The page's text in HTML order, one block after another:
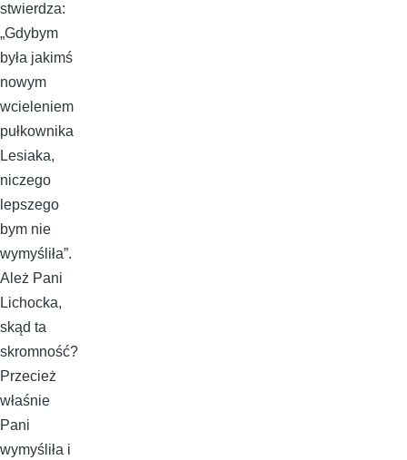
stwierdza:
„Gdybym
była jakimś
nowym
wcieleniem
pułkownika
Lesiaka,
niczego
lepszego
bym nie
wymyśliła”.
Ależ Pani
Lichocka,
skąd ta
skromność?
Przecież
właśnie
Pani
wymyśliła i